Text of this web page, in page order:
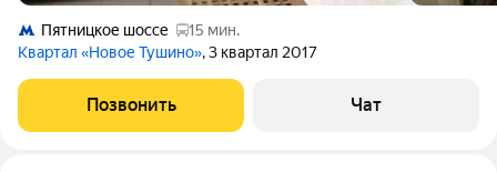
Пятницкое шоссе
15 мин.
Квартал «Новое Тушино», 3 квартал 2017
Позвонить Чат